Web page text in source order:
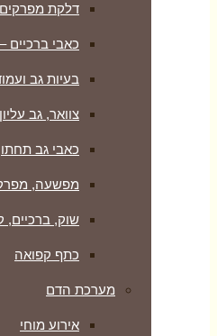
דלקת
כאבי ברכיים
בעיות גב
צוואר, גב
כאבי גב
מפשעה, מפרק
שוק, ברכיים,
כתף קפואה
מערכת הדם
אירוע מוחי